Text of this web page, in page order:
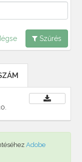
Szűrés
Adobe